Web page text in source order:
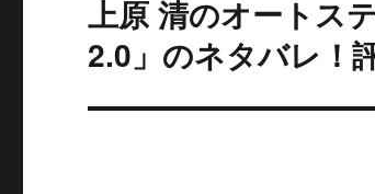
シ
ョ
ン
次
の
投
稿:
上原 清のオートス
2.0」のネタバレ！